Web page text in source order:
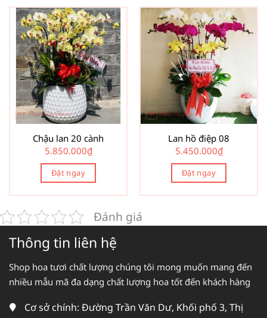
Chậu lan 20 cành
5.850.000₫
Đặt ngay
Lan hồ điệp 08
5.450.000₫
Đặt ngay
Đánh giá
Thông tin liên hệ
Shop hoa tươi chất lượng chúng tôi mong muốn mang đến
nhiều mẫu mã đa dạng chất lượng hoa tốt đến khách hàng
Cơ sở chính: Đường Trần Văn Dư, Khối phố 3, Thị